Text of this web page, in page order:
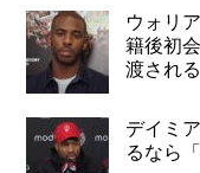
ウォリ
籍後初
渡される
デイミ
るなら